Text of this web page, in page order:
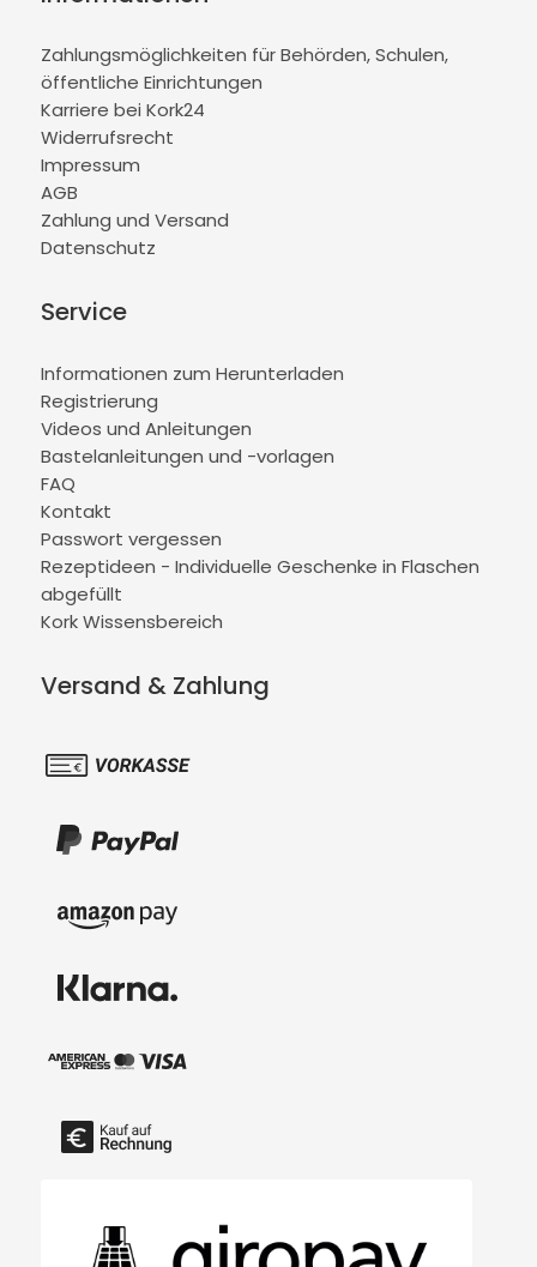
Zahlungsmöglichkeiten für Behörden, Schulen,
öffentliche Einrichtungen
Karriere bei Kork24
Widerrufsrecht
Impressum
AGB
Zahlung und Versand
Datenschutz
Service
Informationen zum Herunterladen
Registrierung
Videos und Anleitungen
Bastelanleitungen und -vorlagen
FAQ
Kontakt
Passwort vergessen
Rezeptideen - Individuelle Geschenke in Flaschen
abgefüllt
Kork Wissensbereich
Versand & Zahlung